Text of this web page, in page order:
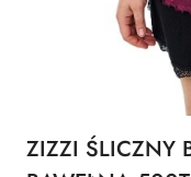
ZIZZI ŚLICZNY